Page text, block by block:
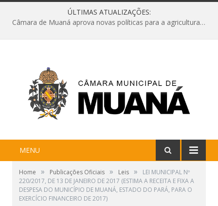
ÚLTIMAS ATUALIZAÇÕES:
Câmara de Muaná aprova novas políticas para a agricultura e solicita reforma da Ponte do Reduto
MENU
Home » Publicações Oficiais » Leis »
LEI MUNICIPAL Nº
220/2017, DE 13 DE JANEIRO DE 2017 (ESTIMA A RECEITA E FIXA A
DESPESA DO MUNICÍPIO DE MUANÁ, ESTADO DO PARÁ, PARA O
EXERCÍCIO FINANCEIRO DE 2017)